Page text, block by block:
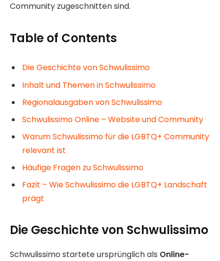
Community zugeschnitten sind.
Table of Contents
Die Geschichte von Schwulissimo
Inhalt und Themen in Schwulissimo
Regionalausgaben von Schwulissimo
Schwulissimo Online – Website und Community
Warum Schwulissimo für die LGBTQ+ Community
relevant ist
Häufige Fragen zu Schwulissimo
Fazit – Wie Schwulissimo die LGBTQ+ Landschaft
prägt
Die Geschichte von Schwulissimo
Schwulissimo startete ursprünglich als Online-